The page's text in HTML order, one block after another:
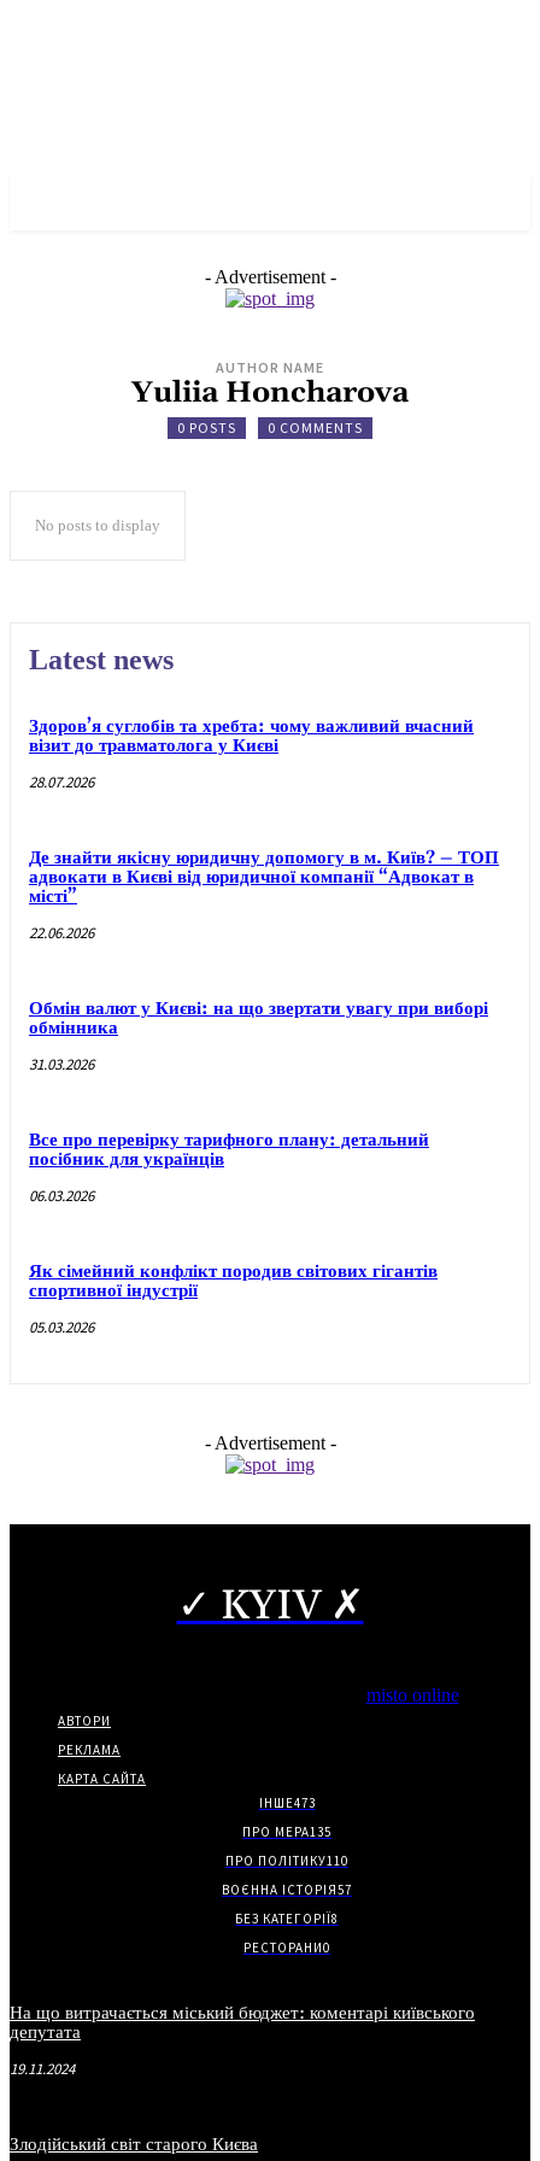
- Advertisement -
AUTHOR NAME
Yuliia Honcharova
0 POSTS 0 COMMENTS
No posts to display
Latest news
Здоров’я суглобів та хребта: чому важливий вчасний
візит до травматолога у Києві
28.07.2026
Де знайти якісну юридичну допомогу в м. Київ? – ТОП
адвокати в Києві від юридичної компанії “Адвокат в
місті”
22.06.2026
Обмін валют у Києві: на що звертати увагу при виборі
обмінника
31.03.2026
Все про перевірку тарифного плану: детальний
посібник для українців
06.03.2026
Як сімейний конфлікт породив світових гігантів
спортивної індустрії
05.03.2026
- Advertisement -
✓ KYIV ✗
misto online
АВТОРИ
РЕКЛАМА
КАРТА САЙТА
ІНШЕ473
ПРО МЕРА135
ПРО ПОЛІТИКУ110
ВОЄННА ІСТОРІЯ57
БЕЗ КАТЕГОРІЇ8
РЕСТОРАНИ0
На що витрачається міський бюджет: коментарі київського
депутата
19.11.2024
Злодійський світ старого Києва